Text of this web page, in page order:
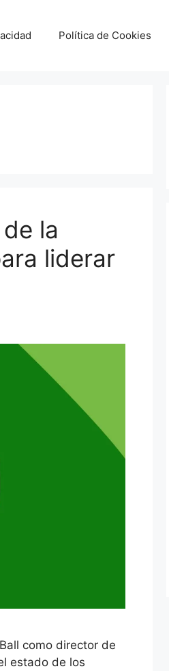
Política de Cookies
la
liderar
como director de
estado de los